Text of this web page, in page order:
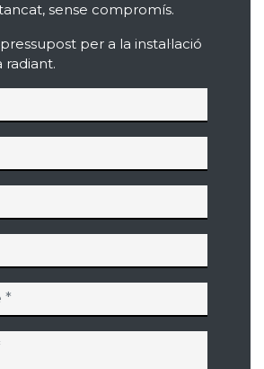
sense compromís.
per a la instal·lació
radiant.